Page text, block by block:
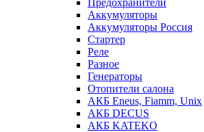
Предохранители
Аккумуляторы
Аккумуляторы Россия
Стартер
Реле
Разное
Генераторы
Отопители салона
АКБ Eneus, Fiamm, Unix
АКБ DECUS
АКБ KATEKO